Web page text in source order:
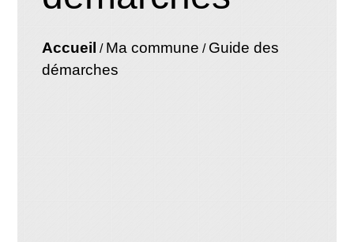
Accueil / Ma commune / Guide des
démarches